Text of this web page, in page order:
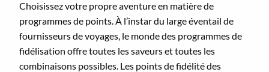
Choisissez votre propre aventure en matière de
programmes de points. À l’instar du large éventail de
fournisseurs de voyages, le monde des programmes de
fidélisation offre toutes les saveurs et toutes les
combinaisons possibles. Les points de fidélité des